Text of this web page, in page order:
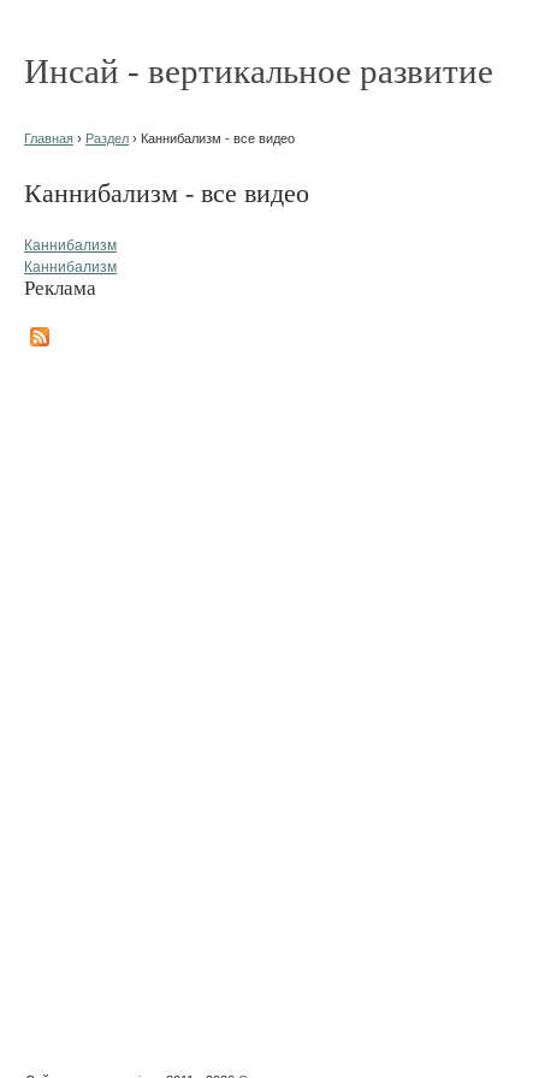
Инсай - вертикальное развитие
Главная › Раздел › Каннибализм - все видео
Каннибализм - все видео
Каннибализм
Каннибализм
Реклама